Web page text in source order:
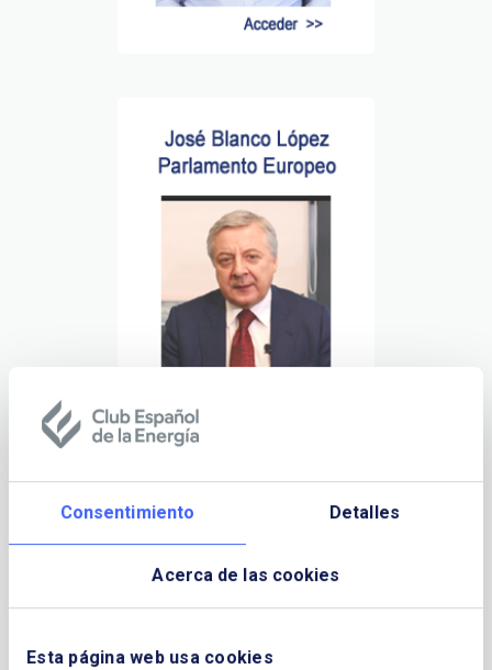
Consentimiento Detalles
Acerca de las cookies
Esta página web usa cookies